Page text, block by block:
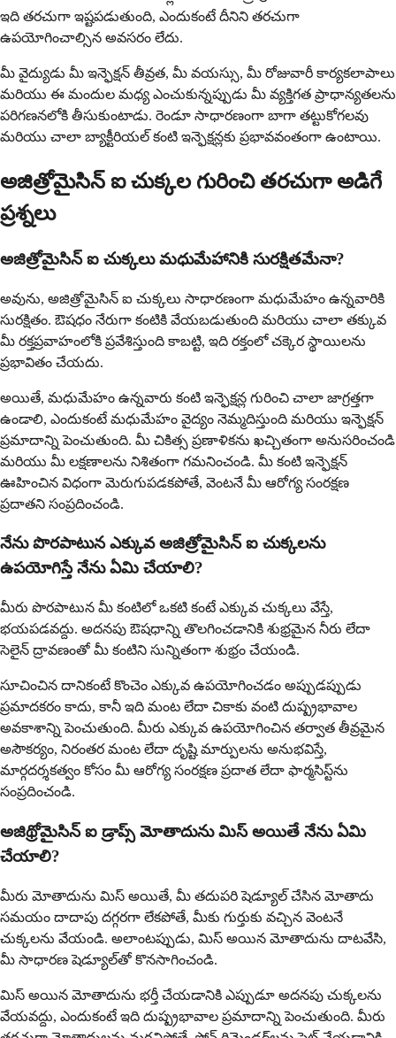
ఇది తరచుగా ఇష్టపడుతుంది, ఎందుకంటే దీనిని తరచుగా
ఉపయోగించాల్సిన అవసరం లేదు.
మీ వైద్యుడు మీ ఇన్ఫెక్షన్ తీవ్రత, మీ వయస్సు, మీ రోజువారీ కార్యకలాపాలు
మరియు ఈ మందుల మధ్య ఎంచుకున్నప్పుడు మీ వ్యక్తిగత ప్రాధాన్యతలను
పరిగణనలోకి తీసుకుంటాడు. రెండూ సాధారణంగా బాగా తట్టుకోగలవు
మరియు చాలా బ్యాక్టీరియల్ కంటి ఇన్ఫెక్షన్లకు ప్రభావవంతంగా ఉంటాయి.
అజిత్రోమైసిన్ ఐ చుక్కల గురించి తరచుగా అడిగే
ప్రశ్నలు
అజిత్రోమైసిన్ ఐ చుక్కలు మధుమేహానికి సురక్షితమేనా?
అవును, అజిత్రోమైసిన్ ఐ చుక్కలు సాధారణంగా మధుమేహం ఉన్నవారికి
సురక్షితం. ఔషధం నేరుగా కంటికి వేయబడుతుంది మరియు చాలా తక్కువ
మీ రక్తప్రవాహంలోకి ప్రవేశిస్తుంది కాబట్టి, ఇది రక్తంలో చక్కెర స్థాయిలను
ప్రభావితం చేయదు.
అయితే, మధుమేహం ఉన్నవారు కంటి ఇన్ఫెక్షన్ల గురించి చాలా జాగ్రత్తగా
ఉండాలి, ఎందుకంటే మధుమేహం వైద్యం నెమ్మదిస్తుంది మరియు ఇన్ఫెక్షన్
ప్రమాదాన్ని పెంచుతుంది. మీ చికిత్స ప్రణాళికను ఖచ్చితంగా అనుసరించండి
మరియు మీ లక్షణాలను నిశితంగా గమనించండి. మీ కంటి ఇన్ఫెక్షన్
ఊహించిన విధంగా మెరుగుపడకపోతే, వెంటనే మీ ఆరోగ్య సంరక్షణ
ప్రదాతని సంప్రదించండి.
నేను పొరపాటున ఎక్కువ అజిత్రోమైసిన్ ఐ చుక్కలను
ఉపయోగిస్తే నేను ఏమి చేయాలి?
మీరు పొరపాటున మీ కంటిలో ఒకటి కంటే ఎక్కువ చుక్కలు వేస్తే,
భయపడవద్దు. అదనపు ఔషధాన్ని తొలగించడానికి శుభ్రమైన నీరు లేదా
సెలైన్ ద్రావణంతో మీ కంటిని సున్నితంగా శుభ్రం చేయండి.
సూచించిన దానికంటే కొంచెం ఎక్కువ ఉపయోగించడం అప్పుడప్పుడు
ప్రమాదకరం కాదు, కానీ ఇది మంట లేదా చికాకు వంటి దుష్ప్రభావాల
అవకాశాన్ని పెంచుతుంది. మీరు ఎక్కువ ఉపయోగించిన తర్వాత తీవ్రమైన
అసౌకర్యం, నిరంతర మంట లేదా దృష్టి మార్పులను అనుభవిస్తే,
మార్గదర్శకత్వం కోసం మీ ఆరోగ్య సంరక్షణ ప్రదాత లేదా ఫార్మసిస్ట్‌ను
సంప్రదించండి.
అజిథ్రోమైసిన్ ఐ డ్రాప్స్ మోతాదును మిస్ అయితే నేను ఏమి
చేయాలి?
మీరు మోతాదును మిస్ అయితే, మీ తదుపరి షెడ్యూల్ చేసిన మోతాదు
సమయం దాదాపు దగ్గరగా లేకపోతే, మీకు గుర్తుకు వచ్చిన వెంటనే
చుక్కలను వేయండి. అలాంటప్పుడు, మిస్ అయిన మోతాదును దాటవేసి,
మీ సాధారణ షెడ్యూల్‌తో కొనసాగించండి.
మిస్ అయిన మోతాదును భర్తీ చేయడానికి ఎప్పుడూ అదనపు చుక్కలను
వేయవద్దు, ఎందుకంటే ఇది దుష్ప్రభావాల ప్రమాదాన్ని పెంచుతుంది. మీరు